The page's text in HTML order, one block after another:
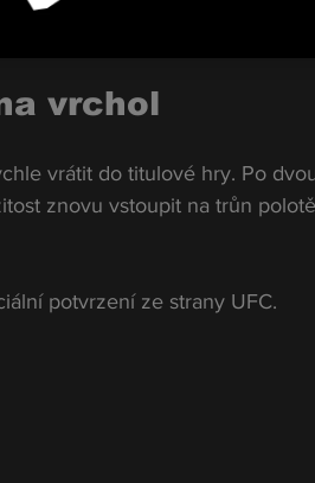
vrchol
vrátit do titulové hry. Po
znovu vstoupit na trůn
potvrzení ze strany UFC.